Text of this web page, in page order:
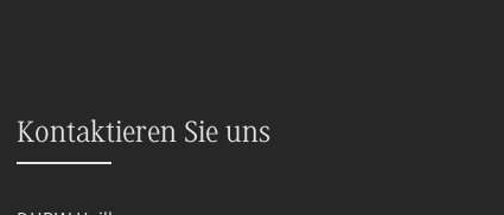
Kontaktieren Sie uns